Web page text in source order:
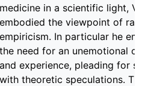
medicine in a scientific light,
embodied the viewpoint of
empiricism. In particular he
the need for an unemotional
and experience, pleading for
with theoretic speculations.